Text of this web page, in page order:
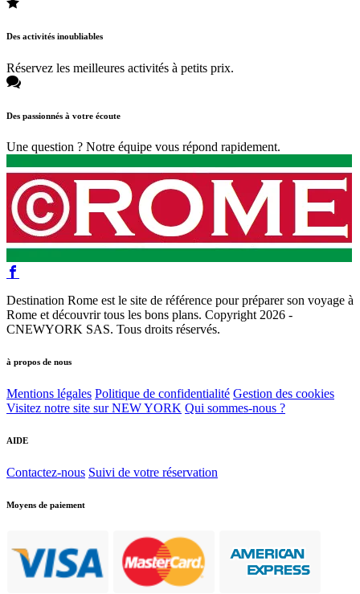
Des activités inoubliables
Réservez les meilleures activités à petits prix.
Des passionnés à votre écoute
Une question ? Notre équipe vous répond rapidement.
Destination Rome est le site de référence pour préparer son voyage à
Rome et découvrir tous les bons plans. Copyright 2026 -
CNEWYORK SAS. Tous droits réservés.
à propos de nous
Mentions légales Politique de confidentialité Gestion des cookies
Visitez notre site sur NEW YORK Qui sommes-nous ?
AIDE
Contactez-nous Suivi de votre réservation
Moyens de paiement